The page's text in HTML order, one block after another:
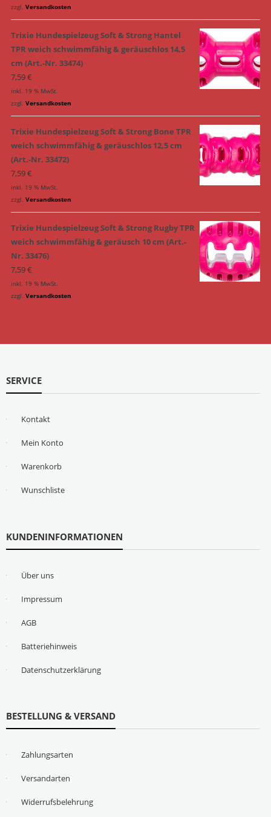
zzgl. Versandkosten
Trixie Hundespielzeug Soft & Strong Hantel
TPR weich schwimmfähig & geräuschlos 14,5
cm (Art.-Nr. 33474)
7,59€
inkl. 19 % MwSt.
zzgl. Versandkosten
Trixie Hundespielzeug Soft & Strong Bone TPR
weich schwimmfähig & geräuschlos 12,5 cm
(Art.-Nr. 33472)
7,59€
inkl. 19 % MwSt.
zzgl. Versandkosten
Trixie Hundespielzeug Soft & Strong Rugby TPR
weich schwimmfähig & geräusch 10 cm (Art.-
Nr. 33476)
7,59€
inkl. 19 % MwSt.
zzgl. Versandkosten
SERVICE
Kontakt
Mein Konto
Warenkorb
Wunschliste
KUNDENINFORMATIONEN
Über uns
Impressum
AGB
Batteriehinweis
Datenschutzerklärung
BESTELLUNG & VERSAND
Zahlungsarten
Versandarten
Widerrufsbelehrung